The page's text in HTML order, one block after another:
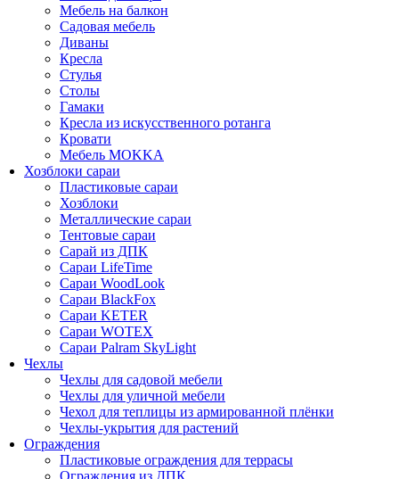
Мебель на балкон
Садовая мебель
Диваны
Кресла
Стулья
Столы
Гамаки
Кресла из искусственного ротанга
Кровати
Мебель MOKKA
Хозблоки сараи
Пластиковые сараи
Хозблоки
Металлические сараи
Тентовые сараи
Сарай из ДПК
Cараи LifeTime
Cараи WoodLook
Сараи BlackFox
Сараи KETER
Сараи WOTEX
Сараи Palram SkyLight
Чехлы
Чехлы для садовой мебели
Чехлы для уличной мебели
Чехол для теплицы из армированной плёнки
Чехлы-укрытия для растений
Ограждения
Пластиковые ограждения для террасы
Ограждения из ДПК